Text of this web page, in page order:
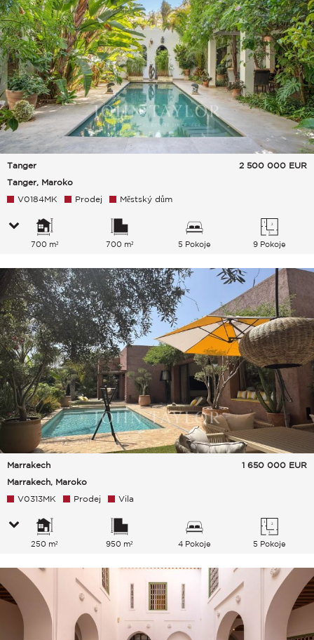
Tanger
Tanger, Maroko
2 500 000 EUR
V0184MK Prodej Městský dům
700 m² 700 m² 5 Pokoje 9 Pokoje
Marrakech
Marrakech, Maroko
1 650 000 EUR
V0313MK Prodej Vila
250 m² 950 m² 4 Pokoje 5 Pokoje